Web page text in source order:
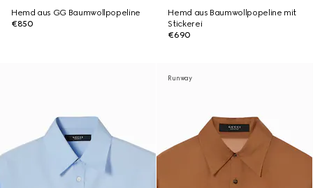
Hemd aus GG Baumwollpopeline
€850
Hemd aus Baumwollpopeline mit
Stickerei
€690
Runway